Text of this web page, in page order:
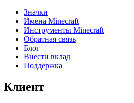
Значки
Имена Minecraft
Инструменты Minecraft
Обратная связь
Блог
Внести вклад
Поддержка
Клиент